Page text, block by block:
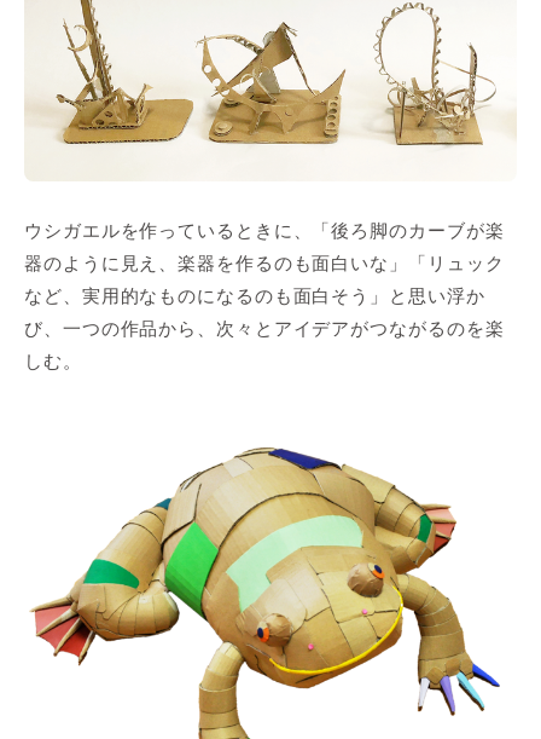
ウシガエルを作っているときに、「後ろ脚のカーブが楽
器のように見え、楽器を作るのも面白いな」「リュック
など、実用的なものになるのも面白そう」と思い浮か
び、一つの作品から、次々とアイデアがつながるのを楽
しむ。